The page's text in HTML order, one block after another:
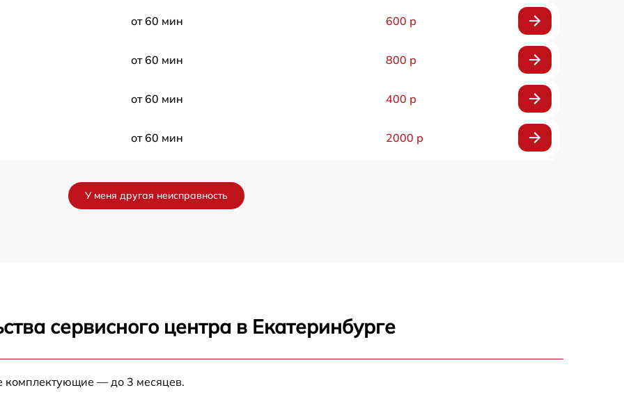
от 60 мин 600 р
от 60 мин 800 р
от 60 мин 400 р
от 60 мин 2000 р
от 60 мин 1200 р
У меня другая неисправность
сервисного центра в Екатеринбурге
комплектующие — до 3 месяцев.